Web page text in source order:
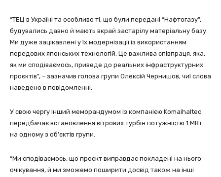
“ТЕЦ в Україні та особливо ті, що були передані “Нафтогазу”,
будувались давно й мають вкрай застарілу матеріальну базу.
Ми дуже зацікавлені у їх модернізації із використанням
передових японських технологій. Це важлива співпраця, яка,
як ми сподіваємось, приведе до реальних інфраструктурних
проєктів”, – зазначив голова групи Олексій Чернишов, чиї слова
наведено в повідомленні.
У свою чергу інший меморандумом із компанією Komaihaltec
передбачає встановлення вітрових турбін потужністю 1 МВт
на одному з об’єктів групи.
“Ми сподіваємось, що проєкт виправдає покладені на нього
очікування, й ми зможемо поширити досвід також на інші